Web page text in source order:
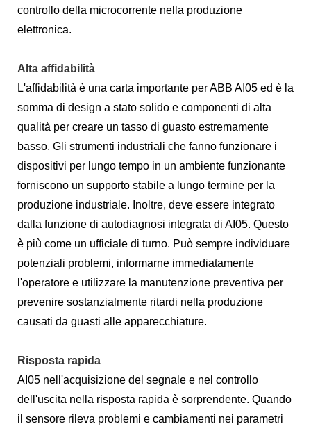
controllo della microcorrente nella produzione
elettronica.
Alta affidabilità
L'affidabilità è una carta importante per ABB AI05 ed è la
somma di design a stato solido e componenti di alta
qualità per creare un tasso di guasto estremamente
basso. Gli strumenti industriali che fanno funzionare i
dispositivi per lungo tempo in un ambiente funzionante
forniscono un supporto stabile a lungo termine per la
produzione industriale. Inoltre, deve essere integrato
dalla funzione di autodiagnosi integrata di AI05. Questo
è più come un ufficiale di turno. Può sempre individuare
potenziali problemi, informarne immediatamente
l'operatore e utilizzare la manutenzione preventiva per
prevenire sostanzialmente ritardi nella produzione
causati da guasti alle apparecchiature.
Risposta rapida
AI05 nell'acquisizione del segnale e nel controllo
dell'uscita nella risposta rapida è sorprendente. Quando
il sensore rileva problemi e cambiamenti nei parametri